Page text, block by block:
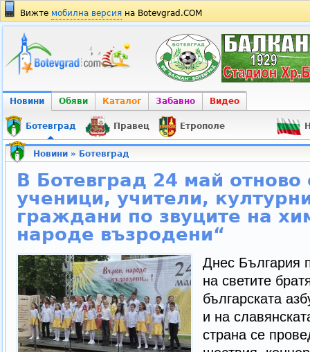
Вижте мобилна версия на Botevgrad.COM
Новини Обяви Каталог Забавно Видео
Ботевград Правец Етрополе
Новини» Ботевград
В Ботевград 24 май отново
ученици, учители,
граждани по звуците на
народе възродени“
Днес България
на светите
българската
и на
страна се